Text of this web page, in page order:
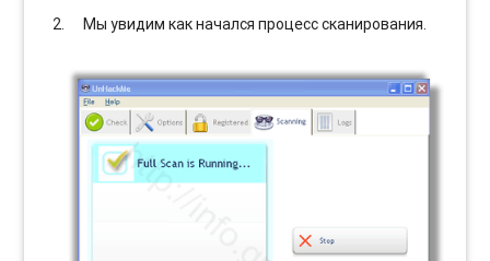
Мы увидим как начался процесс сканирования.